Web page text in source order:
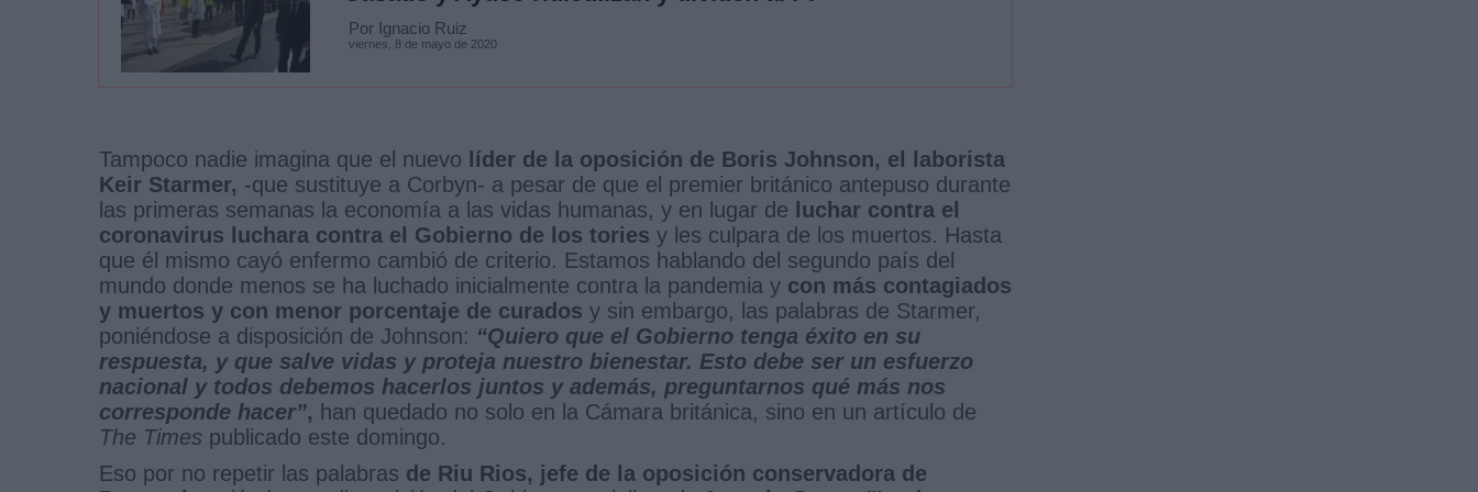
Por Ignacio Ruiz
viernes, 8 de mayo de 2020
Tampoco nadie imagina que el nuevo líder de la oposición de Boris Johnson, el laborista
Keir Starmer, -que sustituye a Corbyn- a pesar de que el premier británico antepuso durante
las primeras semanas la economía a las vidas humanas, y en lugar de luchar contra el
coronavirus luchara contra el Gobierno de los tories y les culpara de los muertos. Hasta
que él mismo cayó enfermo cambió de criterio. Estamos hablando del segundo país del
mundo donde menos se ha luchado inicialmente contra la pandemia y con más contagiados
y muertos y con menor porcentaje de curados y sin embargo, las palabras de Starmer,
poniéndose a disposición de Johnson: “Quiero que el Gobierno tenga éxito en su
respuesta, y que salve vidas y proteja nuestro bienestar. Esto debe ser un esfuerzo
nacional y todos debemos hacerlos juntos y además, preguntarnos qué más nos
corresponde hacer”, han quedado no solo en la Cámara británica, sino en un artículo de
The Times publicado este domingo.
Eso por no repetir las palabras de Riu Rios, jefe de la oposición conservadora de